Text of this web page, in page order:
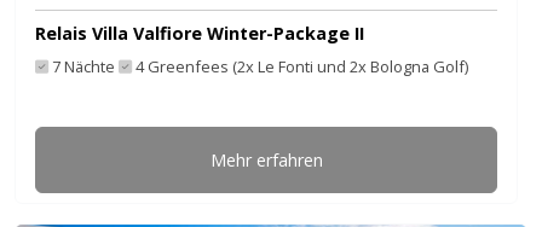
Relais Villa Valfiore Winter-Package II
7 Nächte 4 Greenfees (2x Le Fonti und 2x Bologna Golf)
Mehr erfahren